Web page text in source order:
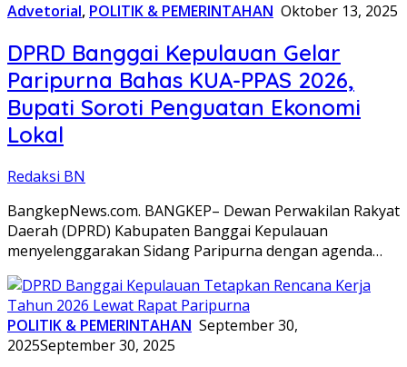
Advetorial, POLITIK & PEMERINTAHAN Oktober 13, 2025
DPRD Banggai Kepulauan Gelar
Paripurna Bahas KUA-PPAS 2026,
Bupati Soroti Penguatan Ekonomi
Lokal
Redaksi BN
BangkepNews.com. BANGKEP– Dewan Perwakilan Rakyat
Daerah (DPRD) Kabupaten Banggai Kepulauan
menyelenggarakan Sidang Paripurna dengan agenda…
POLITIK & PEMERINTAHAN September 30,
2025September 30, 2025